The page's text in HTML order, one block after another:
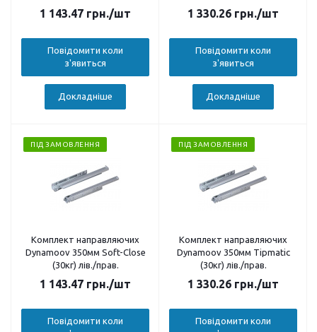
1 143.47 грн./шт
Повідомити коли
з'явиться
Докладніше
1 330.26 грн./шт
Повідомити коли
з'явиться
Докладніше
ПІД ЗАМОВЛЕННЯ
Комплект направляючих
Dynamoov 350мм Soft-Close
(30кг) лів./прав.
1 143.47 грн./шт
Повідомити коли
ПІД ЗАМОВЛЕННЯ
Комплект направляючих
Dynamoov 350мм Tipmatic
(30кг) лів./прав.
1 330.26 грн./шт
Повідомити коли